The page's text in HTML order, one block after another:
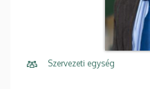
Szervezeti egység